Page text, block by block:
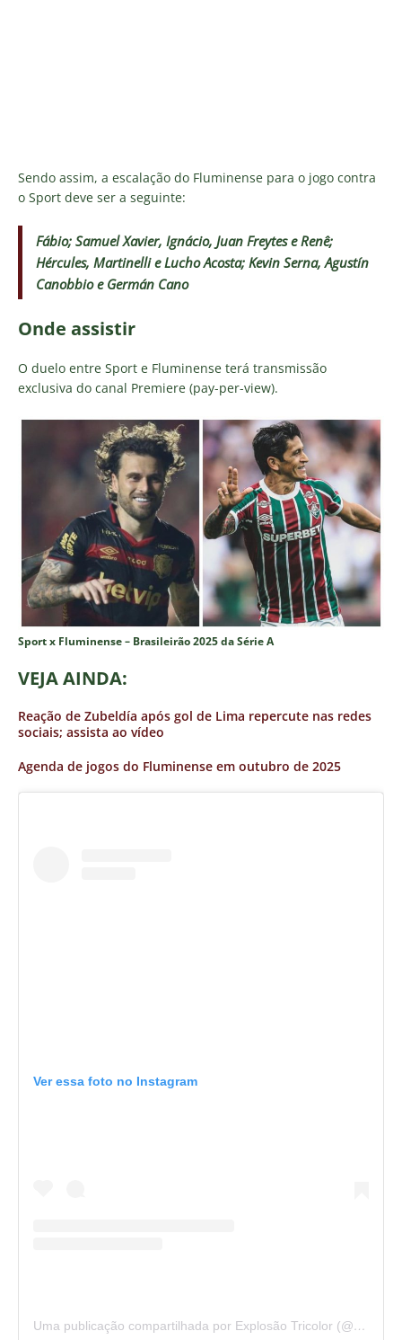
Sendo assim, a escalação do Fluminense para o jogo contra
o Sport deve ser a seguinte:
Fábio; Samuel Xavier, Ignácio, Juan Freytes e Renê;
Hércules, Martinelli e Lucho Acosta; Kevin Serna, Agustín
Canobbio e Germán Cano
Onde assistir
O duelo entre Sport e Fluminense terá transmissão
exclusiva do canal Premiere (pay-per-view).
Sport x Fluminense – Brasileirão 2025 da Série A
VEJA AINDA:
Reação de Zubeldía após gol de Lima repercute nas redes
sociais; assista ao vídeo
Agenda de jogos do Fluminense em outubro de 2025
Ver essa foto no Instagram
Uma publicação compartilhada por Explosão Tricolor (@explosaotricolor)